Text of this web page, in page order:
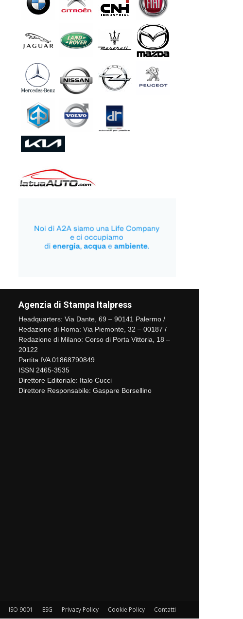
Agenzia di Stampa Italpress
Headquarters: Via Dante, 69 – 90141 Palermo /
Redazione di Roma: Via Piemonte, 32 – 00187 /
Redazione di Milano: Corso di Porta Vittoria, 18 –
20122
Partita IVA 01868790849
ISSN 2465-3535
Direttore Editoriale: Italo Cucci
Direttore Responsabile: Gaspare Borsellino
ISO 9001 ESG Privacy Policy Cookie Policy Contatti